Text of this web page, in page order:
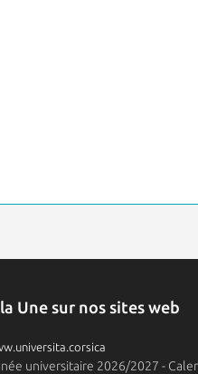
Une sur nos sites web
universitaire 2026/2027 -